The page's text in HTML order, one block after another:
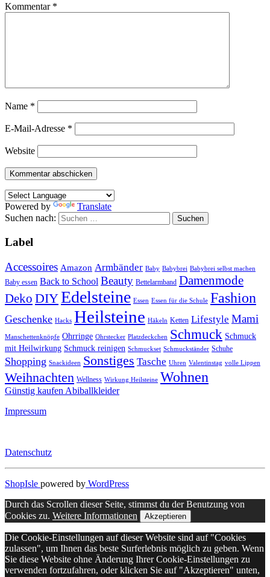
Kommentar *
Name *
E-Mail-Adresse *
Website
Powered by
Translate
Suchen nach:
Label
Accessoires Amazon Armbänder Baby Babybrei Babybrei selbst machen
Baby essen Back to School Beauty Bettelarmband Damenmode
Deko DIYEdelsteine Essen Essen für die Schule Fashion
Geschenke Hacks Heilsteine Häkeln Ketten Lifestyle Mami
Manschettenknöpfe Ohrringe Ohrstecker Platzdeckchen Schmuck Schmuck
mit Heilwirkung Schmuck reinigen Schmuckset Schmuckständer Schuhe
Shopping Snackideen Sonstiges Tasche Uhren Valentinstag volle Lippen
Weihnachten Wellness Wirkung Heilsteine Wohnen
Günstig kaufen Abiballkleider
Impressum
Datenschutz
ShopIsle powered by WordPress
Durch das Scrollen dieser Seite, stimmst du der Benutzung von
Cookies zu. Weitere Informationen Akzeptieren
Die Cookie-Einstellungen auf dieser Website sind auf "Cookies
zulassen", um Ihnen das beste Surferlebnis möglich zu geben. Wenn
Sie diese Website ohne Änderung Ihrer Cookie-Einstellungen zu
verwenden fortzufahren, oder klicken Sie auf "Akzeptieren" unten,